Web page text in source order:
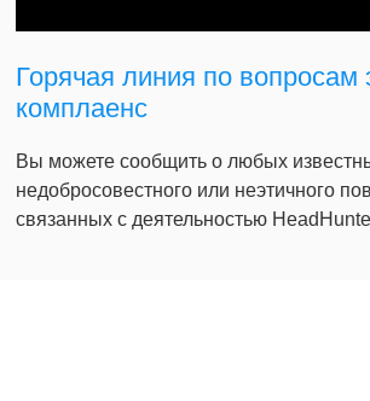
Горячая линия по вопросам
комплаенс
Вы можете сообщить о любых
недобросовестного или неэтичного
связанных с деятельностью